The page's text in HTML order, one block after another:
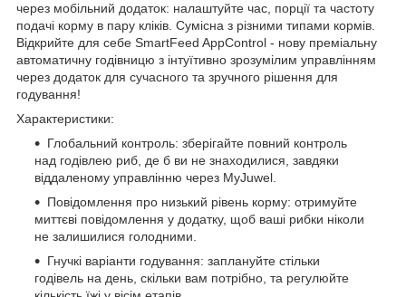
через мобільний додаток: налаштуйте час, порції та частоту
подачі корму в пару кліків. Сумісна з різними типами кормів.
Відкрийте для себе SmartFeed AppControl - нову преміальну
автоматичну годівницю з інтуїтивно зрозумілим управлінням
через додаток для сучасного та зручного рішення для
годування!
Характеристики:
Глобальний контроль: зберігайте повний контроль
над годівлею риб, де б ви не знаходилися, завдяки
віддаленому управлінню через MyJuwel.
Повідомлення про низький рівень корму: отримуйте
миттєві повідомлення у додатку, щоб ваші рибки ніколи
не залишилися голодними.
Гнучкі варіанти годування: заплануйте стільки
годівель на день, скільки вам потрібно, та регулюйте